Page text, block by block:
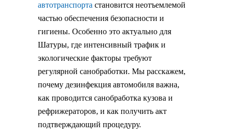
автотранспорта становится неотъемлемой
частью обеспечения безопасности и
гигиены. Особенно это актуально для
Шатуры, где интенсивный трафик и
экологические факторы требуют
регулярной санобработки. Мы расскажем,
почему дезинфекция автомобиля важна,
как проводится санобработка кузова и
рефрижераторов, и как получить акт
подтверждающий процедуру.